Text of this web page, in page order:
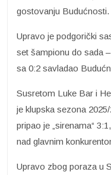
gostovanju Budućnosti.
Upravo je podgorički
set šampionu do sada
sa 0:2 savladao
Susretom Luke Bar i
je klupska sezona
pripao je „sirenama“
nad glavnim
Upravo zbog poraza u